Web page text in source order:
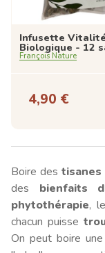
Infusette Vitalité
Biologique - 12
François Nature
4,90 €
Boire des tisanes
des bienfaits
phytothérapie,
chacun puisse
On peut boire une